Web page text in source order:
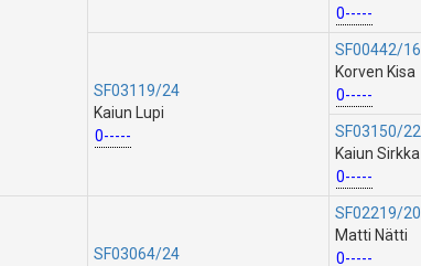
0-----
SF03119/24
Kaiun Lupi
0-----
SF00442/16
Korven Kisa
0-----
SF03150/22
Kaiun Sirkka
0-----
SF03064/24
SF02219/20
Matti Nätti
0-----